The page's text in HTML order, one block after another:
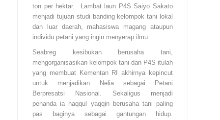
ton per hektar. Lambat laun P4S Saiyo Sakato
menjadi tujuan studi banding kelompok tani lokal
dan luar daerah, mahasiswa magang ataupun
individu petani yang ingin menyerap ilmu.
Seabreg kesibukan berusaha tani,
mengorganisasikan kelompok tani dan P4S itulah
yang membuat Kementan RI akhirnya kepincut
untuk menjadikan Nelia sebagai Petani
Berpresatsi Nasional. Sekaligus menjadi
penanda ia haqqul yaqqin berusaha tani paling
pas baginya sebagai gantungan hidup.